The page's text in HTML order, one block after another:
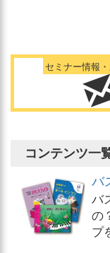
セミナー情報
コンテンツ一
バ
バ
の
プ